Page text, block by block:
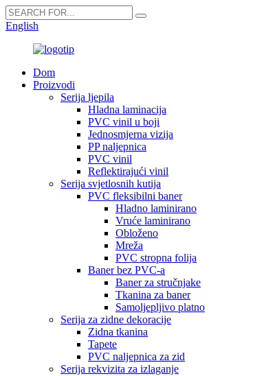
English
Dom
Proizvodi
Serija ljepila
Hladna laminacija
PVC vinil u boji
Jednosmjerna vizija
PP naljepnica
PVC vinil
Reflektirajući vinil
Serija svjetlosnih kutija
PVC fleksibilni baner
Hladno laminirano
Vruće laminirano
Obloženo
Mreža
PVC stropna folija
Baner bez PVC-a
Baner za stručnjake
Tkanina za baner
Samoljepljivo platno
Serija za zidne dekoracije
Zidna tkanina
Tapete
PVC naljepnica za zid
Serija rekvizita za izlaganje